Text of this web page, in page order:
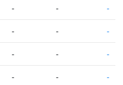
- - -
- - -
- - -
- - -